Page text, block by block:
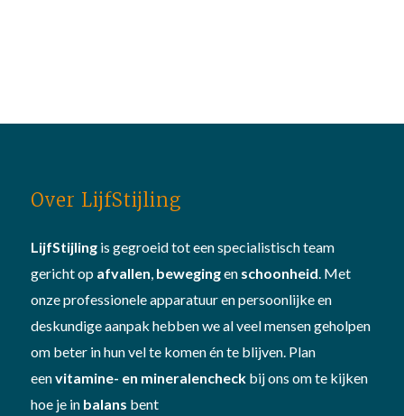
Over LijfStijling
LijfStijlingis gegroeid tot een specialistisch team
gericht op afvallen bewegingen schoonheid . Met
onze professionele apparatuur en persoonlijke en
deskundige aanpak hebben we al veel mensen geholpen
om beter in hun vel te komen én te blijven. Plan
eenvitamine- en mineralencheckbij ons om te kijken
hoe je in balans bent